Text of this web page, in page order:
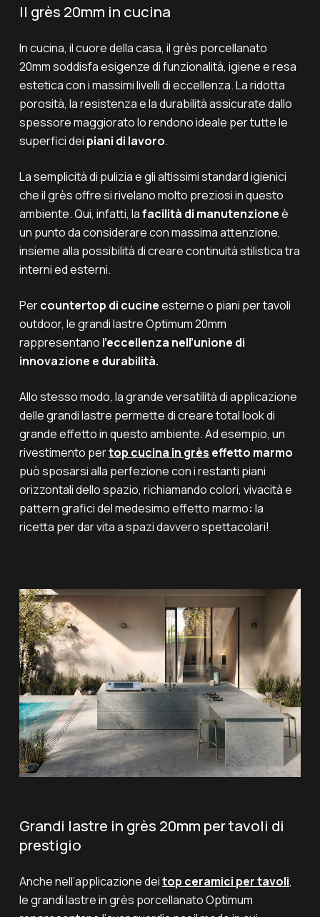
Il grès 20mm in cucina
In cucina, il cuore della casa, il grès porcellanato
20mm soddisfa esigenze di funzionalità, igiene e resa
estetica con i massimi livelli di eccellenza. La ridotta
porosità, la resistenza e la durabilità assicurate dallo
spessore maggiorato lo rendono ideale per tutte le
superfici dei piani di lavoro.
La semplicità di pulizia e gli altissimi standard igienici
che il grès offre si rivelano molto preziosi in questo
ambiente. Qui, infatti, lafacilità di manutenzioneè
un punto da considerare con massima attenzione,
insieme alla possibilità di creare continuità stilistica tra
interni ed esterni.
Percountertop di cucineesterne o piani per tavoli
outdoor, le grandi lastre Optimum 20mm
rappresentano l’eccellenza nell’unione di
innovazione e durabilità.
Allo stesso modo, la grande versatilità di applicazione
delle grandi lastre permette di creare total look di
grande effetto in questo ambiente. Ad esempio, un
rivestimento pertop cucina in grès effetto marmo
può sposarsi alla perfezione con i restanti piani
orizzontali dello spazio, richiamando colori, vivacità e
pattern grafici del medesimo effetto marmo: la
ricetta per dar vita a spazi davvero spettacolari!
Grandi lastre in grès 20mm per tavoli di
prestigio
Anche nell’applicazione deitop ceramici per tavoli,
le grandi lastre in grès porcellanato Optimum